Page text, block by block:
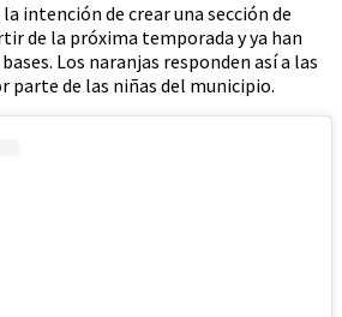
intención de crear una sección de
de la próxima temporada y ya han
Los naranjas responden así a las
parte de las niñas del municipio.